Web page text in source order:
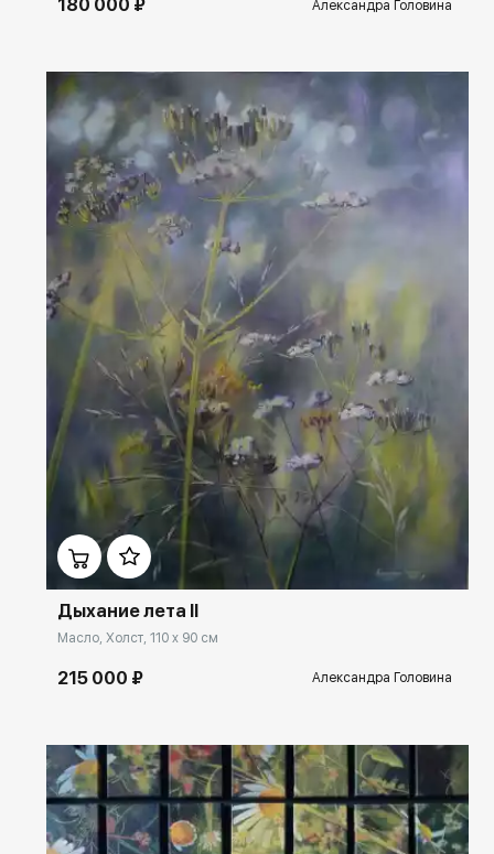
180 000 ₽ Александра Головина
Домен: rakovgallery.ru
Дыхание лета II
Масло, Холст, 110 x 90 см
215 000 ₽ Александра Головина